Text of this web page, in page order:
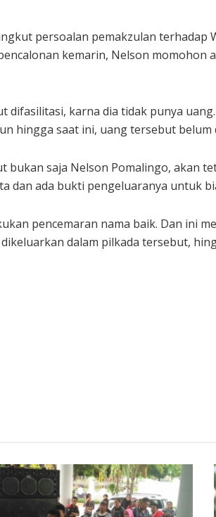
persoalan pemakzulan terhadap
kemarin, Nelson momohon
difasilitasi, karna dia tidak punya
hingga saat ini, uang tersebut belum
saja Nelson Pomalingo, akan
dan ada bukti pengeluaranya untuk
pencemaran nama baik. Dan ini
dalam pilkada tersebut,